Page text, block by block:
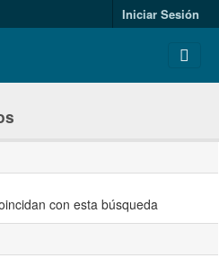
Iniciar Sesión
con esta búsqueda